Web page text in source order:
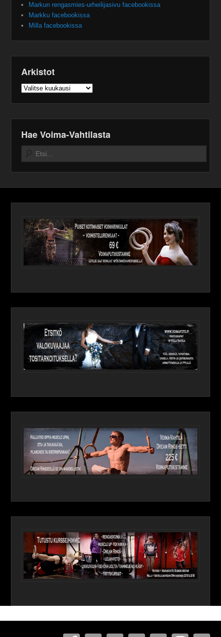
Markun rengasmies-urheilijasivu facebookissa
Markku facebookissa
Milla facebookissa
Arkistot
Arkistot
Hae Voima-Vahtilasta
Search